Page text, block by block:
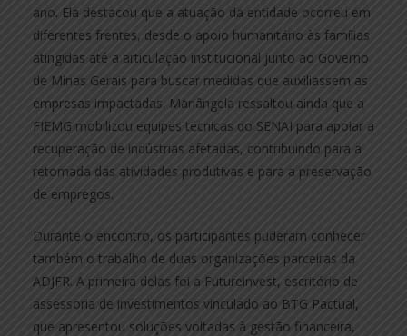
ano. Ela destacou que a atuação da entidade ocorreu em
diferentes frentes, desde o apoio humanitário às famílias
atingidas até a articulação institucional junto ao Governo
de Minas Gerais para buscar medidas que auxiliassem as
empresas impactadas. Mariângela ressaltou ainda que a
FIEMG mobilizou equipes técnicas do SENAI para apoiar a
recuperação de indústrias afetadas, contribuindo para a
retomada das atividades produtivas e para a preservação
de empregos.
Durante o encontro, os participantes puderam conhecer
também o trabalho de duas organizações parceiras da
ADJFR. A primeira delas foi a Futureinvest, escritório de
assessoria de investimentos vinculado ao BTG Pactual,
que apresentou soluções voltadas à gestão financeira,